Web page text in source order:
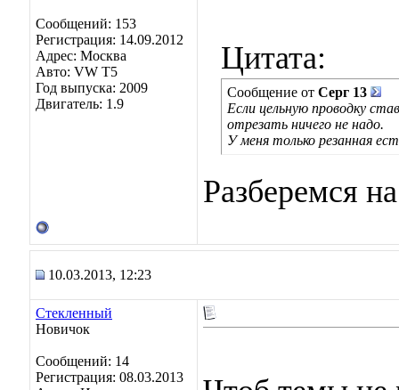
Сообщений: 153
Регистрация: 14.09.2012
Адрес: Москва
Авто: VW T5
Год выпуска: 2009
Двигатель: 1.9
Цитата:
Сообщение от Серг 13
Если цельную проводку
отрезать ничего не надо.
У меня только резанная
Разберемся
10.03.2013, 12:23
Стекленный
Новичок
Сообщений: 14
Регистрация: 08.03.2013